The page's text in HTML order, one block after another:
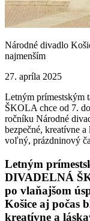
Národné divadlo
najmenším
27. apríla 2025
Letným
ŠKOLA chce od 7.
ročníku Národné
bezpečné, kreatívne
voľný, prázdninový
Letným
DIVADELNÁ
po vlaňajšom
Košice aj počas
kreatívne a